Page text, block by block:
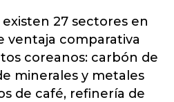
27 sectores en
ventaja comparativa
coreanos: carbón de
minerales y metales
de café, refinería de